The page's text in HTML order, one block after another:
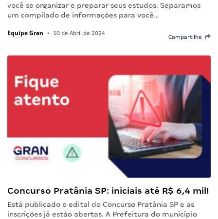
você se organizar e preparar seus estudos. Separamos
um compilado de informações para você…
Equipe Gran • 10 de Abril de 2024
Compartilhe
Concurso Pratânia SP: iniciais até R$ 6,4 mil!
Está publicado o edital do Concurso Pratânia SP e as
inscrições já estão abertas. A Prefeitura do município